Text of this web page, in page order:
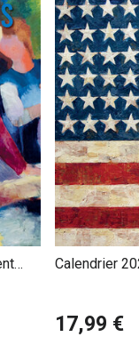
Calendrier
17,99 €